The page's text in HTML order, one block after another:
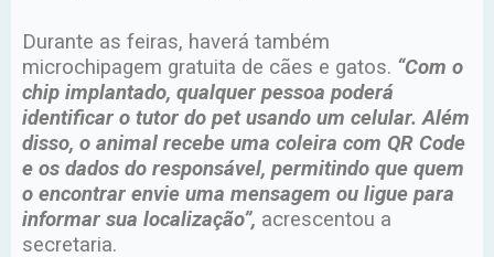
Durante as feiras, haverá também
microchipagem gratuita de cães e gatos. “Com o
chip implantado, qualquer pessoa poderá
identificar o tutor do pet usando um celular. Além
disso, o animal recebe uma coleira com QR Code
e os dados do responsável, permitindo que quem
o encontrar envie uma mensagem ou ligue para
informar sua localização”, acrescentou a
secretaria.